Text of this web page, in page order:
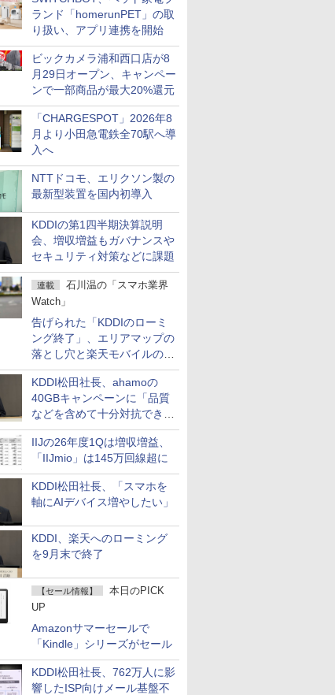
ランド「homerunPET」の取
り扱い、アプリ連携を開始
ビックカメラ浦和西口店が8
月29日オープン、キャンペー
ンで一部商品が最大20%還元
「CHARGESPOT」2026年8
月より小田急電鉄全70駅へ導
入へ
NTTドコモ、エリクソン製の
最新型装置を国内初導入
KDDIの第1四半期決算説明
会、増収増益もガバナンスや
セキュリティ対策などに課題
連載
石川温の「スマホ業界
Watch」
告げられた「KDDIのローミ
ング終了」、エリアマップの
落とし穴と楽天モバイルの課
題
KDDI松田社長、ahamoの
40GBキャンペーンに「品質
などを含めて十分対抗でき
る」
IIJの26年度1Qは増収増益、
「IIJmio」は145万回線超に
KDDI松田社長、「スマホを
軸にAIデバイス増やしたい」
KDDI、楽天へのローミング
を9月末で終了
【セール情報】
本日のPICK
UP
Amazonサマーセールで
「Kindle」シリーズがセール
KDDI松田社長、762万人に影
響したISP向けメール基盤不